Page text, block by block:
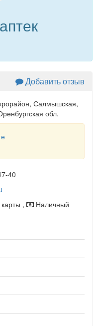
Добавить отзыв
Салмышская,
обл.
40
,
Наличный